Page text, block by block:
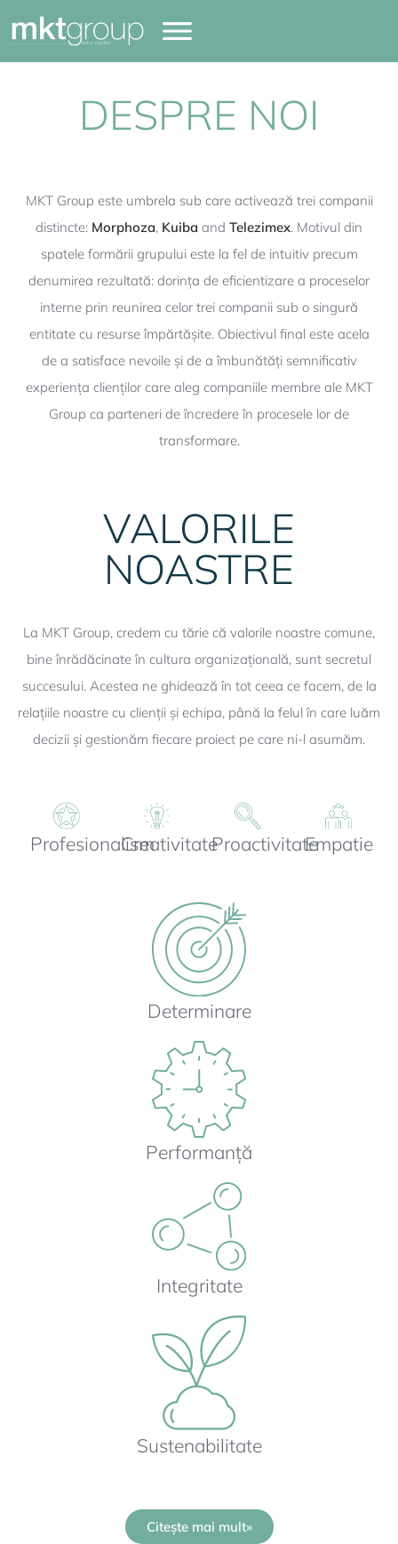
DESPRE NOI
MKT Group este umbrela sub care activează trei companii
distincte: Morphoza, Kuiba and Telezimex. Motivul din
spatele formării grupului este la fel de intuitiv precum
denumirea rezultată: dorința de eficientizare a proceselor
interne prin reunirea celor trei companii sub o singură
entitate cu resurse împărtășite. Obiectivul final este acela
de a satisface nevoile și de a îmbunătăți semnificativ
experiența clienților care aleg companiile membre ale MKT
Group ca parteneri de încredere în procesele lor de
transformare.
VALORILE
NOASTRE
La MKT Group, credem cu tărie că valorile noastre comune,
bine înrădăcinate în cultura organizațională, sunt secretul
succesului. Acestea ne ghidează în tot ceea ce facem, de la
relațiile noastre cu clienții și echipa, până la felul în care luăm
decizii și gestionăm fiecare proiect pe care ni-l asumăm.
ProfesionalismCreativitateProactivitateEmpatie
Determinare
Performanță
Integritate
Sustenabilitate
Citește mai mult»